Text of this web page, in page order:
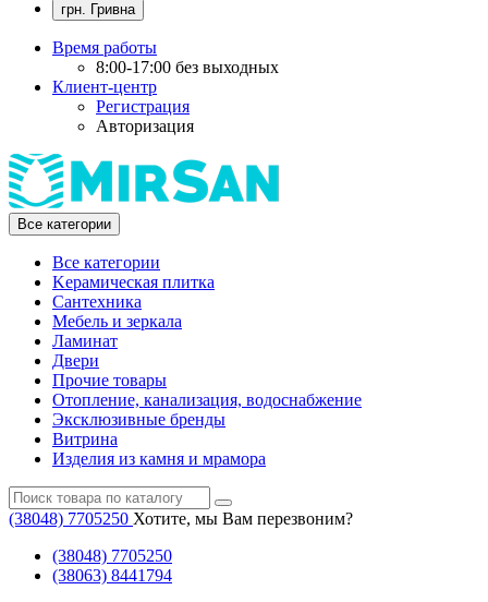
грн. Гривна
Время работы
8:00-17:00 без выходных
Клиент-центр
Регистрация
Авторизация
Все категории
Все категории
Kерамическая плитка
Cантехника
Мебель и зеркала
Ламинат
Двери
Прочие товары
Отопление, канализация, водоснабжение
Эксклюзивные бренды
Витрина
Изделия из камня и мрамора
(38048) ‎7705250 Хотите, мы Вам перезвоним?
(38048) ‎7705250
(38063) 8441794